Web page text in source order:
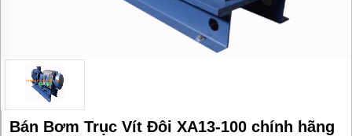
THẢI
MÁY
HÚT
BÙN
Bán Bơm Trục Vít Đôi XA13-100 chính hãng